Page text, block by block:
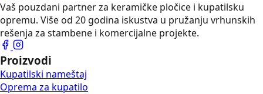
Vaš pouzdani partner za keramičke pločice i kupatilsku
opremu. Više od 20 godina iskustva u pružanju vrhunskih
rešenja za stambene i komercijalne projekte.
Proizvodi
Kupatilski nameštaj
Oprema za kupatilo